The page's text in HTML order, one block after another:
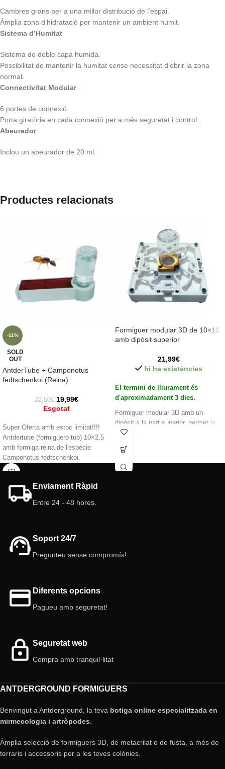
Cambres grans per a una millor distribució de l’espai.
Àmplia zona d’hidratació per mantenir un ambient humit.
Sistema d’Humitat
Sistema de doble capa humida.
Possibilitat de mantenir la humitat sense necessitat d’obrir la zona
normal.
Connectivitat Modular
6 portes de connexió.
Porta giratòria en cada connexió per a més seguretat i control.
Abeurador
Inclou un abeurador de 20 ml.
Productes relacionats
-11%
SOLD
OUT
AntderTube + Camponotus
fedtschenkoi (Reina)
22,50€ 19,99€
Esgotat
Super Oferta amb estoc limitat!!!!
Antdertube (formiguero tub) 10×2,5
amb formiga reina de l'espècie
Camponotus fedtschenkoi.
Característiques del formiguer
Grandària: 10 cm x 2,5 cm
Dipòsit: 10 ml (nou sistema de fàcil
Tapa: inclosa color vermell.
Tap: Si
Formiguer modular 3D de 10×10
amb dipòsit superior
21,99€
hi ha existències
El termini de lliurament és
d'aproximadament 3 dies.
Formiguer modular 3D amb un
dipòsit a la part superior, permet la
connexió i ampliar amb més
galeries i càmeres interior tenen
diferents alçades.
Modular: Si.
Enviament Ràpid
Entre 24 - 48 hores.
Soport 24/7
Pregunteu sense compromís!
Diferents opcions
Pagueu amb seguretat!
Seguretat web
Compra amb tranquil·litat
ANTDERGROUND FORMIGUERS
Benvingut a Antderground, la teva botiga online especialitzada en
mirmecologia i artròpodes
Àmplia selecció de formiguers 3D, de metacrilat o de fusta, a més de
terraris i accessoris per a les teves colònies.